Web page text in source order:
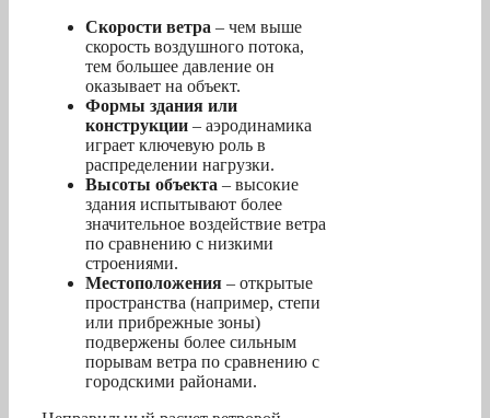
Скорости ветра – чем выше
скорость воздушного потока,
тем большее давление он
оказывает на объект.
Формы здания или
конструкции – аэродинамика
играет ключевую роль в
распределении нагрузки.
Высоты объекта – высокие
здания испытывают более
значительное воздействие ветра
по сравнению с низкими
строениями.
Местоположения – открытые
пространства (например, степи
или прибрежные зоны)
подвержены более сильным
порывам ветра по сравнению с
городскими районами.